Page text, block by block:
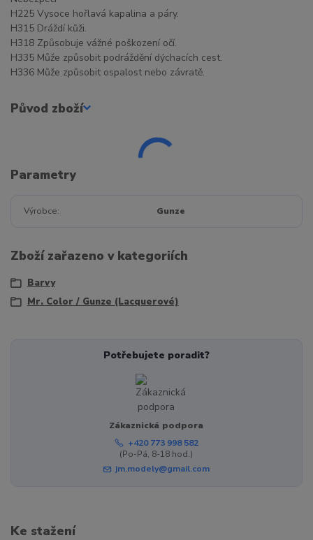
H225 Vysoce hořlavá kapalina a páry.
H315 Dráždí kůži.
H318 Způsobuje vážné poškození očí.
H335 Může způsobit podráždění dýchacích cest.
H336 Může způsobit ospalost nebo závratě.
Původ zboží
Parametry
Výrobce Gunze
Zboží zařazeno v kategoriích
Barvy
Mr. Color / Gunze (Lacquerové)
Potřebujete poradit?
Zákaznická podpora
+420 773 998 582
(Po-Pá, 8-18 hod.)
jm.modely@gmail.com
Ke stažení